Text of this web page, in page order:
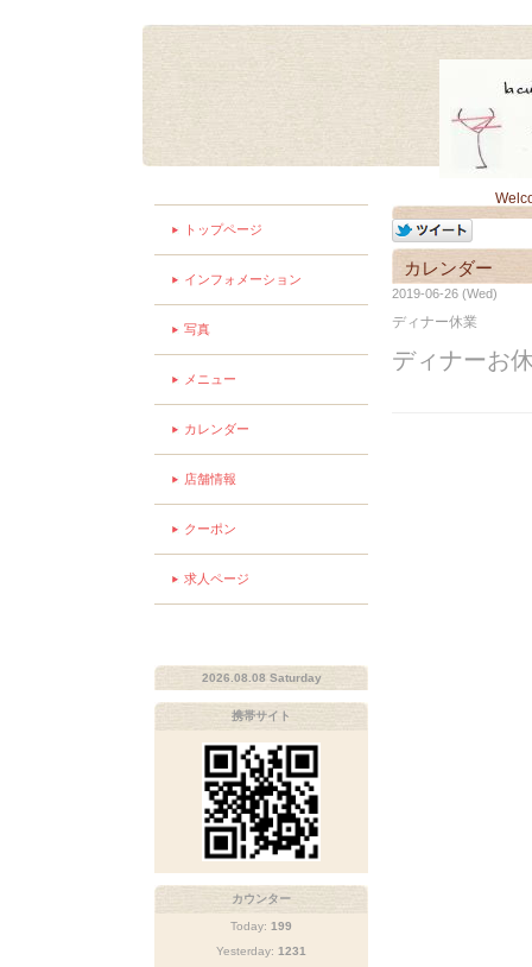
カレンダー
2019-06-26 (Wed)
ディナー休業
ディナーお
トップページ
インフォメーション
写真
メニュー
カレンダー
店舗情報
クーポン
求人ページ
2026.08.08 Saturday
携帯サイト
カウンター
Today: 199
Yesterday: 1231